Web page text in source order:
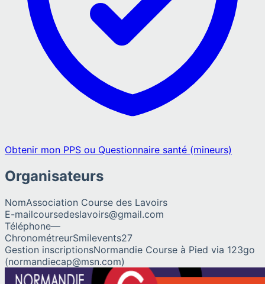
Obtenir mon PPS ou Questionnaire santé (mineurs)
Organisateurs
NomAssociation Course des Lavoirs
E-mailcoursedeslavoirs@gmail.com
Téléphone—
ChronométreurSmilevents27
Gestion inscriptionsNormandie Course à Pied via 123go
(normandiecap@msn.com)